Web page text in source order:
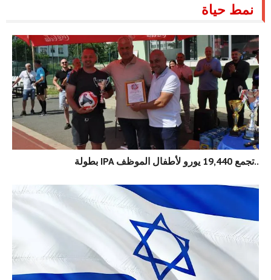
نمط حياة
بطولة IPA تجمع 19,440 يورو لأطفال الموظف..